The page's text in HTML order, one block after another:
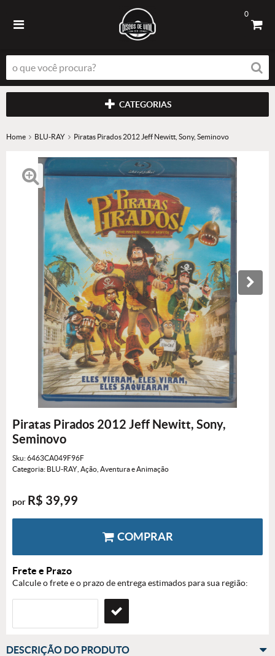
0
CATEGORIAS
Home BLU-RAY Piratas Pirados 2012 Jeff Newitt, Sony, Seminovo
Piratas Pirados 2012 Jeff Newitt, Sony,
Seminovo
Sku:6463CA049F96F
Categoria: BLU-RAY Ação, Aventura e Animação
por R$ 39,99
COMPRAR
Frete e Prazo
Calcule o frete e o prazo de entrega estimados para sua região:
DESCRIÇÃO DO PRODUTO